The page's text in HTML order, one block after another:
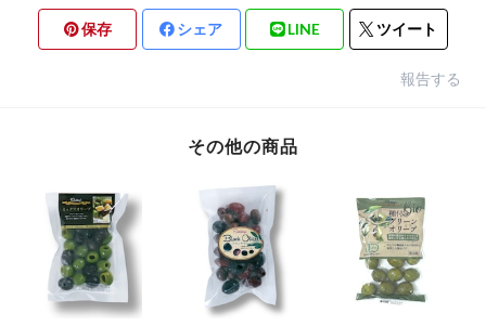
保存 シェア LINE ツイート
報告する
その他の商品